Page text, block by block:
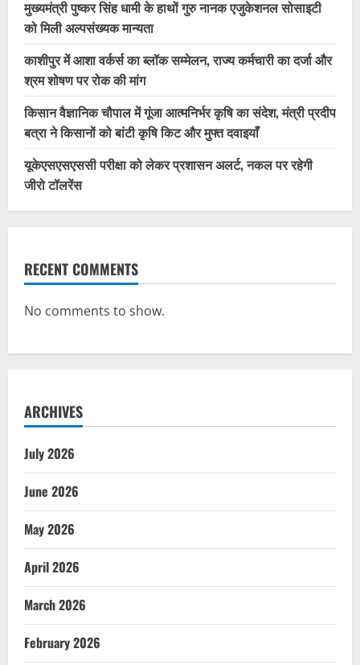
मुख्यमंत्री पुष्कर सिंह धामी के हाथों गुरु नानक एजुकेशनल सोसाइटी
को मिली अल्पसंख्यक मान्यता
काशीपुर में आशा वर्कर्स का ब्लॉक सम्मेलन, राज्य कर्मचारी का दर्जा और
श्रम शोषण पर रोक की मांग
किसान वैज्ञानिक चौपाल में गूंजा आत्मनिर्भर कृषि का संदेश, मंत्री प्रदीप
बत्रा ने किसानों को बांटी कृषि किट और मुफ्त दवाइयाँ
यूकेएसएसएससी परीक्षा को लेकर प्रशासन अलर्ट, नकल पर रहेगी
जीरो टॉलरेंस
RECENT COMMENTS
No comments to show.
ARCHIVES
July 2026
June 2026
May 2026
April 2026
March 2026
February 2026